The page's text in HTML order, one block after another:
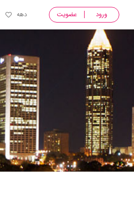
ورود عضویت دهه